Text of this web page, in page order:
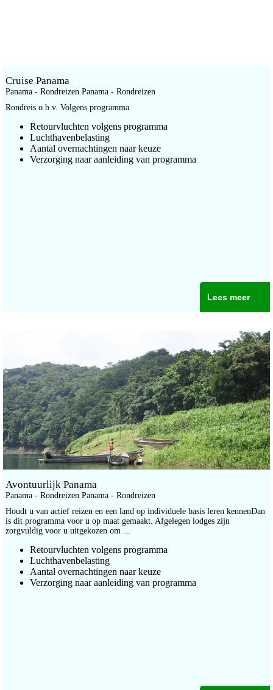
Cruise Panama
Panama - Rondreizen Panama - Rondreizen
Rondreis o.b.v. Volgens programma
Retourvluchten volgens programma
Luchthavenbelasting
Aantal overnachtingen naar keuze
Verzorging naar aanleiding van programma
Lees meer
Avontuurlijk Panama
Panama - Rondreizen Panama - Rondreizen
Houdt u van actief reizen en een land op individuele basis leren kennenDan
is dit programma voor u op maat gemaakt. Afgelegen lodges zijn
zorgvuldig voor u uitgekozen om ...
Retourvluchten volgens programma
Luchthavenbelasting
Aantal overnachtingen naar keuze
Verzorging naar aanleiding van programma